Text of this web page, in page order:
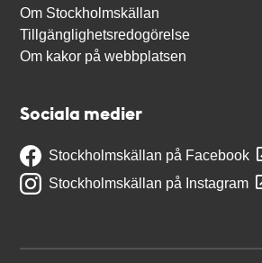
Om Stockholmskällan
Tillgänglighetsredogörelse
Om kakor på webbplatsen
Sociala medier
Stockholmskällan på Facebook
Stockholmskällan på Instagram